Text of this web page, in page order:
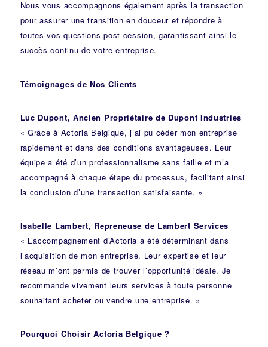
Nous vous accompagnons également après la transaction
pour assurer une transition en douceur et répondre à
toutes vos questions post-cession, garantissant ainsi le
succès continu de votre entreprise.
Témoignages de Nos Clients
Luc Dupont, Ancien Propriétaire de Dupont Industries
« Grâce à Actoria Belgique, j’ai pu céder mon entreprise
rapidement et dans des conditions avantageuses. Leur
équipe a été d’un professionnalisme sans faille et m’a
accompagné à chaque étape du processus, facilitant ainsi
la conclusion d’une transaction satisfaisante. »
Isabelle Lambert, Repreneuse de Lambert Services
« L’accompagnement d’Actoria a été déterminant dans
l’acquisition de mon entreprise. Leur expertise et leur
réseau m’ont permis de trouver l’opportunité idéale. Je
recommande vivement leurs services à toute personne
souhaitant acheter ou vendre une entreprise. »
Pourquoi Choisir Actoria Belgique ?